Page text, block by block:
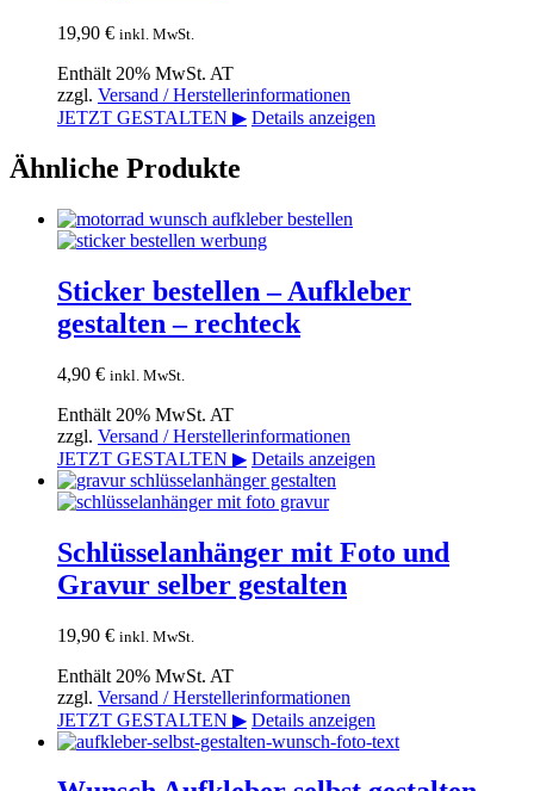
19,90 € inkl. MwSt.
Enthält 20% MwSt. AT
zzgl. Versand / Herstellerinformationen
JETZT GESTALTEN ▶ Details anzeigen
Ähnliche Produkte
Sticker bestellen – Aufkleber
gestalten – rechteck
4,90 € inkl. MwSt.
Enthält 20% MwSt. AT
zzgl. Versand / Herstellerinformationen
JETZT GESTALTEN ▶ Details anzeigen
Schlüsselanhänger mit Foto und
Gravur selber gestalten
19,90 € inkl. MwSt.
Enthält 20% MwSt. AT
zzgl. Versand / Herstellerinformationen
JETZT GESTALTEN ▶ Details anzeigen